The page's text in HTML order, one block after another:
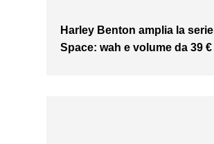
Harley Benton amplia la serie
Space: wah e volume da 39 €